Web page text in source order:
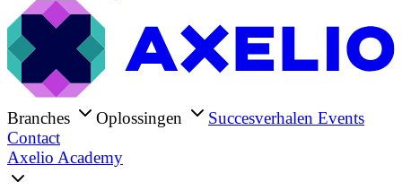
Branches Oplossingen Succesverhalen Events
Contact
Axelio Academy